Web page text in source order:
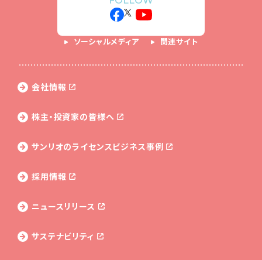
ソーシャルメディア 関連サイト
会社情報
株主・投資家の皆様へ
サンリオのライセンスビジネス事例
採用情報
ニュースリリース
サステナビリティ